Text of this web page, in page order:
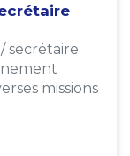
secrétaire
missions